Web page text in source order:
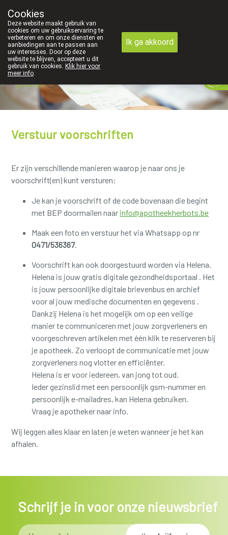
gesloten
Verstuur voorschriften
Er zijn verschillende manieren waarop je naar ons je
voorschrift(en) kunt versturen:
Je kan je voorschrift of de code bovenaan die begint
met BEP doormailen naar info@apotheekherbots.be
Maak een foto en verstuur het via Whatsapp op nr
0471/536367.
Voorschrift kan ook doorgestuurd worden via Helena.
Helena is jouw gratis digitale gezondheidsportaal . Het
is jouw persoonlijke digitale brievenbus en archief
voor al jouw medische documenten en gegevens .
Dankzij Helena is het mogelijk om op een veilige
manier te communiceren met jouw zorgverleners en
voorgeschreven artikelen met één klik te reserveren bij
je apotheek. Zo verloopt de communicatie met jouw
zorgverleners nog vlotter en efficiënter.
Helena is er voor iedereen, van jong tot oud.
Ieder gezinslid met een persoonlijk gsm-nummer en
persoonlijk e-mailadres, kan Helena gebruiken.
Vraag je apotheker naar info.
Wij leggen alles klaar en laten je weten wanneer je het kan
afhalen.
Schrijf je in voor onze nieuwsbrief
Cookies
Deze website maakt gebruik van
cookies om uw gebruikservaring te
verbeteren en om onze diensten en
aanbiedingen aan te passen aan
uw interesses. Door op deze
website te blijven, accepteert u dit
gebruik van cookies. Klik hier voor
meer info.
Ik ga akkoord